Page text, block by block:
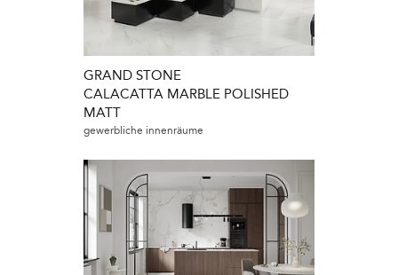
GRAND STONE
CALACATTA MARBLE POLISHED
MATT
gewerbliche innenräume